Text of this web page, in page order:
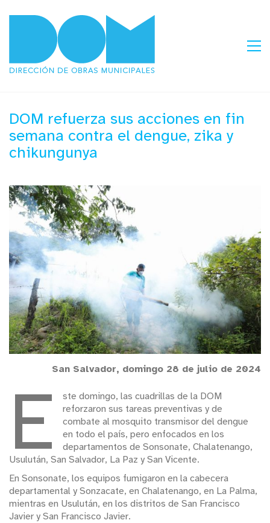
DOM refuerza sus acciones en fin
semana contra el dengue, zika y
chikungunya
San Salvador, domingo 28 de julio de 2024
E
ste domingo, las cuadrillas de la DOM
reforzaron sus tareas preventivas y de
combate al mosquito transmisor del dengue
en todo el país, pero enfocados en los
departamentos de Sonsonate, Chalatenango,
Usulután, San Salvador, La Paz y San Vicente.
En Sonsonate, los equipos fumigaron en la cabecera
departamental y Sonzacate, en Chalatenango, en La Palma,
mientras en Usulután, en los distritos de San Francisco
Javier y San Francisco Javier.